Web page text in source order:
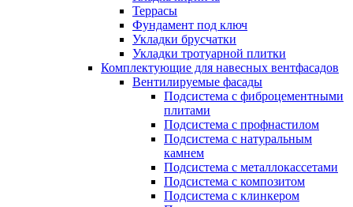
Террасы
Фундамент под ключ
Укладки брусчатки
Укладки тротуарной плитки
Комплектующие для навесных вентфасадов
Вентилируемые фасады
Подсистема с фиброцементными
плитами
Подсистема с профнастилом
Подсистема с натуральным
камнем
Подсистема с металлокассетами
Подсистема с композитом
Подсистема с клинкером